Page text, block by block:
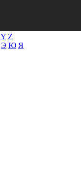
Y Z
Э Ю Я